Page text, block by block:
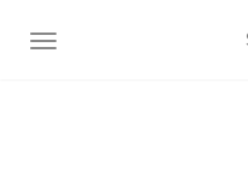
SCHALTE NAVIGATION